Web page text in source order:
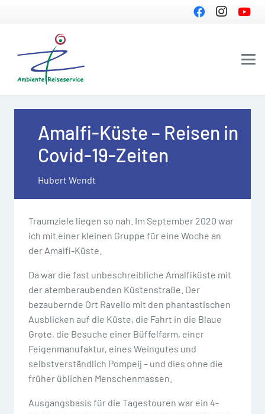
Amalfi-Küste – Reisen in
Covid-19-Zeiten
Hubert Wendt
Traumziele liegen so nah. Im September 2020 war
ich mit einer kleinen Gruppe für eine Woche an
der Amalfi-Küste.
Da war die fast unbeschreibliche Amalfiküste mit
der atemberaubenden Küstenstraße. Der
bezaubernde Ort Ravello mit den phantastischen
Ausblicken auf die Küste, die Fahrt in die Blaue
Grote, die Besuche einer Büffelfarm, einer
Feigenmanufaktur, eines Weingutes und
selbstverständlich Pompeij – und dies ohne die
früher üblichen Menschenmassen.
Ausgangsbasis für die Tagestouren war ein 4-